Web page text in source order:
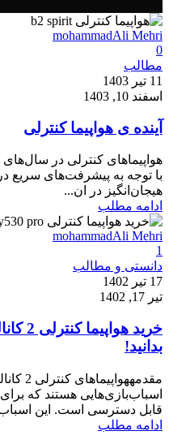
mohammadAli Mehri
0
مطالب
11 تیر 1403
اسفند 10, 1403
آینده ی هواپیما کنترلی
هواپیماهای کنترلی در
با توجه به پیشرفت‌های سریع
هیجان‌انگیز در ان...
ادامه مطلب
mohammadAli Mehri
1
دانستی و مطالب
17 تیر 1402
تیر 17, 1402
خرید
بدانید!
اسباب‌بازی‌هایی هستند که
قابل دسترسی است. این
ادامه مطلب